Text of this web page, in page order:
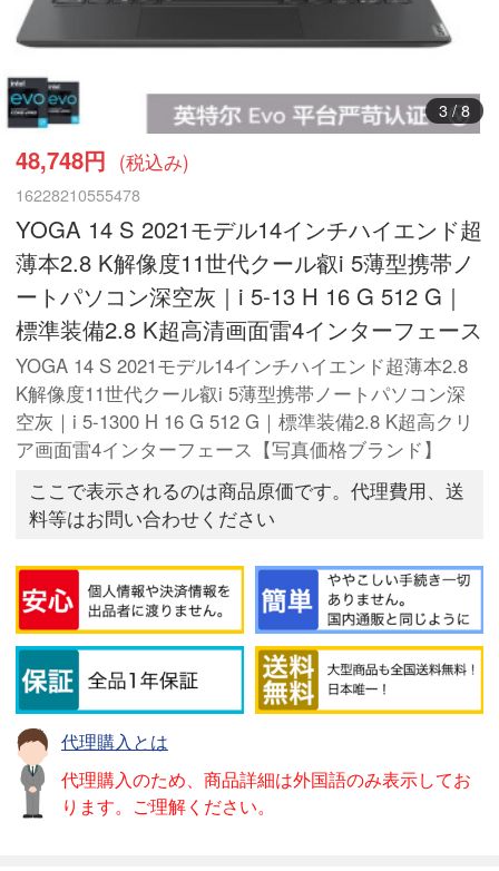
3/ 8
48,748円 (税込み)
16228210555478
YOGA 14 S 2021モデル14インチハイエンド超
薄本2.8 K解像度11世代クール叡i 5薄型携帯ノ
ートパソコン深空灰｜i 5-13 H 16 G 512 G｜
標準装備2.8 K超高清画面雷4インターフェース
YOGA 14 S 2021モデル14インチハイエンド超薄本2.8
K解像度11世代クール叡i 5薄型携帯ノートパソコン深
空灰｜i 5-1300 H 16 G 512 G｜標準装備2.8 K超高クリ
ア画面雷4インターフェース【写真価格ブランド】
ここで表示されるのは商品原価です。代理費用、送
料等はお問い合わせください
代理購入とは
代理購入のため、商品詳細は外国語のみ表示してお
ります。ご理解ください。